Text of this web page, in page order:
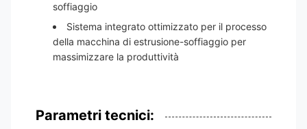
soffiaggio
Sistema integrato ottimizzato per il processo
della macchina di estrusione-soffiaggio per
massimizzare la produttività
Parametri tecnici: